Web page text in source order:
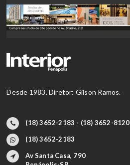
Desde 1983. Diretor: Gilson Ramos.
(18) 3652-2183 - (18) 3652-8120
(18) 3652-2183
Av Santa Casa, 790